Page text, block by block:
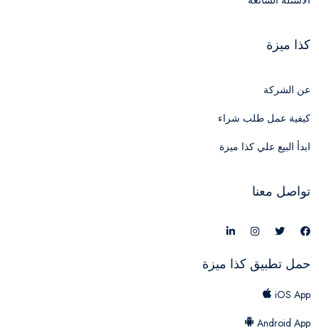
كذا ميزة
عن الشركة
كيفية عمل طلب شراء
ابدأ البيع علي كذا ميزة
تواصل معنا
حمل تطبيق كذا ميزة
iOS App
Android App